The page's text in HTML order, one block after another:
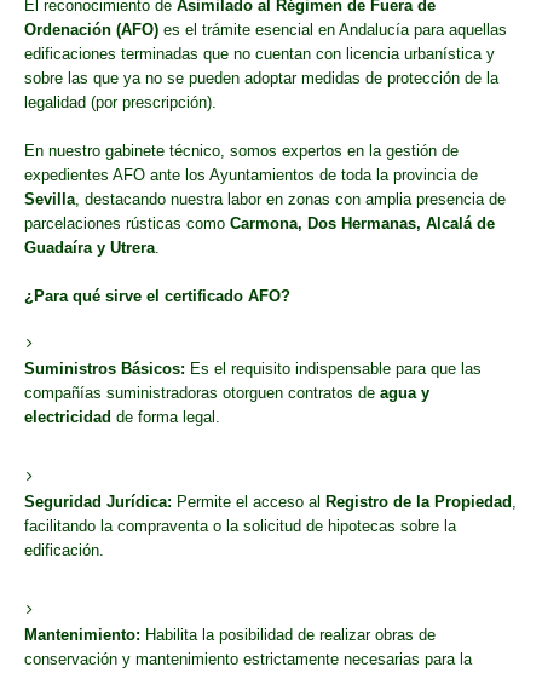
El reconocimiento deAsimilado al Régimen de Fuera de
Ordenación (AFO) es el trámite esencial en Andalucía para aquellas
edificaciones terminadas que no cuentan con licencia urbanística y
sobre las que ya no se pueden adoptar medidas de protección de la
legalidad (por prescripción).
En nuestro gabinete técnico, somos expertos en la gestión de
expedientes AFO ante los Ayuntamientos de toda la provincia de
Sevilla, destacando nuestra labor en zonas con amplia presencia de
parcelaciones rústicas comoCarmona, Dos Hermanas, Alcalá de
Guadaíra y Utrera.
¿Para qué sirve el certificado AFO?
Suministros Básicos: Es el requisito indispensable para que las
compañías suministradoras otorguen contratos deagua y
electricidad de forma legal.
Seguridad Jurídica: Permite el acceso al Registro de la Propiedad ,
facilitando la compraventa o la solicitud de hipotecas sobre la
edificación.
Mantenimiento: Habilita la posibilidad de realizar obras de
conservación y mantenimiento estrictamente necesarias para la